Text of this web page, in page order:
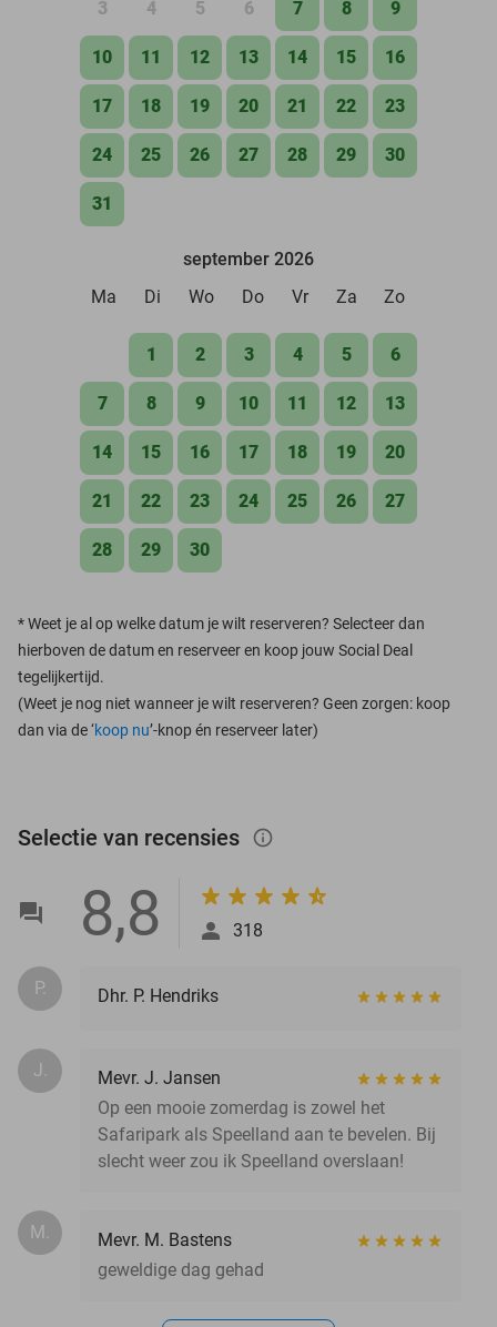
3 4 5 6 7 8 9
10 11 12 13 14 15 16
17 18 19 20 21 22 23
24 25 26 27 28 29 30
31
september 2026
Ma
Di Wo Do Vr Za Zo
1 2 3 4 5 6
7 8 9 10 11 12 13
14 15 16 17 18 19 20
21 22 23 24 25 26 27
28 29 30
*Weet je al op welke datum je wilt reserveren? Selecteer dan
hierboven de datum en reserveer en koop jouw Social Deal
tegelijkertijd.
(Weet je nog niet wanneer je wilt reserveren? Geen zorgen: koop
dan via de ‘koop nu’-knop én reserveer later)
Selectie van recensies info_outlined
8,8 318
P. Dhr. P. Hendriks
J.
Mevr. J. Jansen
Op een mooie zomerdag is zowel het
Safaripark als Speelland aan te bevelen. Bij
slecht weer zou ik Speelland overslaan!
M.
Mevr. M. Bastens
geweldige dag gehad